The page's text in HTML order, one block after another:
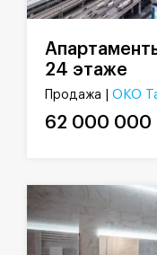
24 этаже
Продажа | ОКО
62 000 000